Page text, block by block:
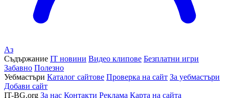
Аз
Съдържание IT новини Видео клипове Безплатни игри
Забавно Полезно
Уебмастъри Каталог сайтове Проверка на сайт За уебмастъри
Добави сайт
IT-BG.org За нас Контакти Реклама Карта на сайта